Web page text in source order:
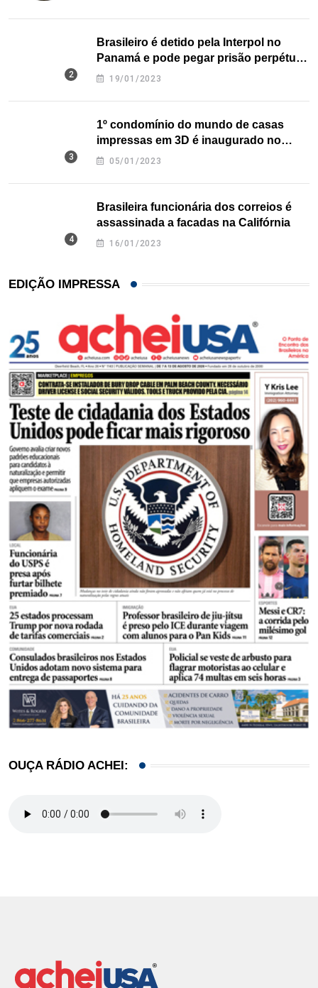
Brasileiro é detido pela Interpol no
Panamá e pode pegar prisão perpétua
nos EUA
19/01/2023
1º condomínio do mundo de casas
impressas em 3D é inaugurado no
Texas
05/01/2023
Brasileira funcionária dos correios é
assassinada a facadas na Califórnia
16/01/2023
EDIÇÃO IMPRESSA
OUÇA RÁDIO ACHEI: